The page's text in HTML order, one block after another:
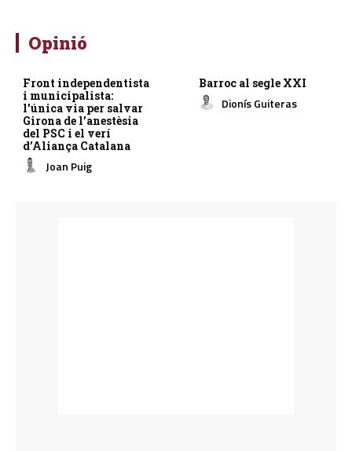
Opinió
Front independentista
i municipalista:
l’única via per salvar
Girona de l’anestèsia
del PSC i el verí
d’Aliança Catalana
Joan Puig
Barroc al segle XXI
Dionís Guiteras